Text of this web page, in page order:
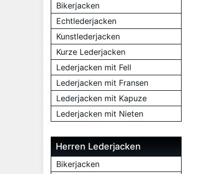
Bikerjacken
Echtlederjacken
Kunstlederjacken
Kurze Lederjacken
Lederjacken mit Fell
Lederjacken mit Fransen
Lederjacken mit Kapuze
Lederjacken mit Nieten
Herren Lederjacken
Bikerjacken